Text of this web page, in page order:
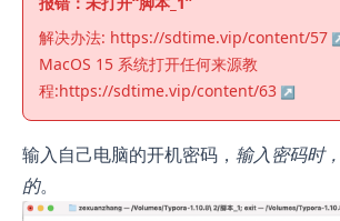
解决办法: https://sdtime.vip/content/57
MacOS 15 系统打开任何来源教
程:https://sdtime.vip/content/63
输入自己电脑的开机密码， 输入密码时
的。